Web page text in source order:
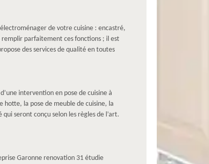
de votre cuisine : encastré,
remplir parfaitement ces fonctions ; il est
des services de qualité en toutes
intervention en pose de cuisine à
hotte, la pose de meuble de cuisine, la
seront conçu selon les règles de l’art.
Garonne renovation 31 étudie